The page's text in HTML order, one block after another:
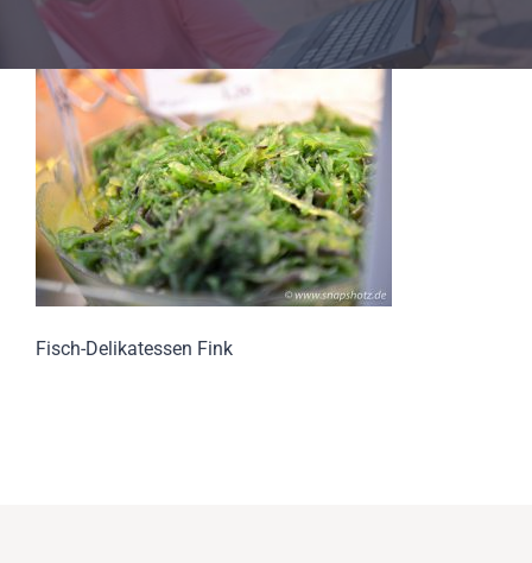
Events
Impressionen
Über uns
SUCHE
Fisch-Delikatessen Fink